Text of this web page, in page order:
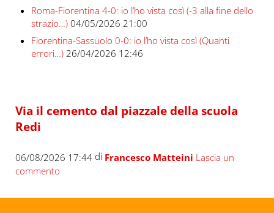
Roma-Fiorentina 4-0: io l’ho vista così (-3 alla fine dello
strazio…) 04/05/2026 21:00
Fiorentina-Sassuolo 0-0: io l’ho vista così (Quanti
errori…) 26/04/2026 12:46
Via il cemento dal piazzale della scuola
Redi
06/08/2026 17:44di Francesco Matteini Lascia un
commento